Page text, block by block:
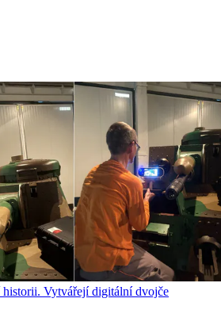
historii. Vytvářejí digitální dvojče